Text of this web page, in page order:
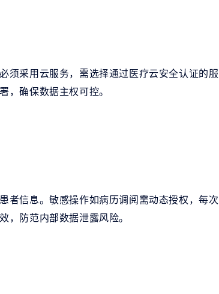
须采用云服务，需选择通过医疗云安全认证的服
，确保数据主权可控。
者信息。敏感操作如病历调阅需动态授权，每次
防范内部数据泄露风险。